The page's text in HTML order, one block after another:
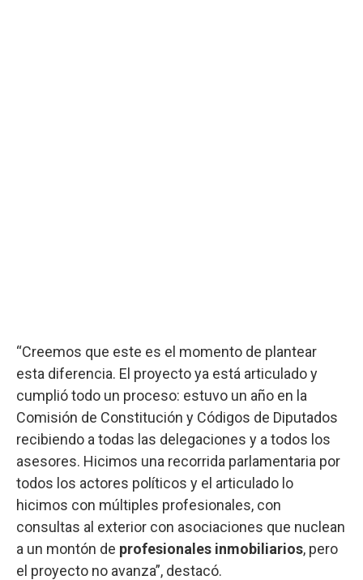
“Creemos que este es el momento de plantear
esta diferencia. El proyecto ya está articulado y
cumplió todo un proceso: estuvo un año en la
Comisión de Constitución y Códigos de Diputados
recibiendo a todas las delegaciones y a todos los
asesores. Hicimos una recorrida parlamentaria por
todos los actores políticos y el articulado lo
hicimos con múltiples profesionales, con
consultas al exterior con asociaciones que nuclean
a un montón de profesionales inmobiliarios, pero
el proyecto no avanza”, destacó.